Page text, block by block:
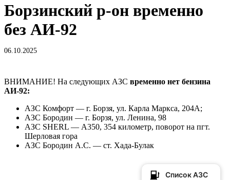
Борзинский р-он временно
без АИ-92
06.10.2025
ВНИМАНИЕ! На следующих АЗС временно нет бензина
АИ-92:
АЗС Комфорт — г. Борзя, ул. Карла Маркса, 204А;
АЗС Бородин — г. Борзя, ул. Ленина, 98
АЗС SHERL — А350, 354 километр, поворот на пгт.
Шерловая гора
АЗС Бородин А.С. — ст. Хада-Булак